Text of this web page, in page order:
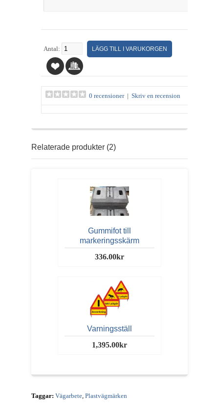
Antal:
0 recensioner| Skriv en recension
Relaterade produkter (2)
Gummifot till
markeringsskärm
336.00kr
Varningsställ
1,395.00kr
Taggar: Vägarbete, Plastvägmärken